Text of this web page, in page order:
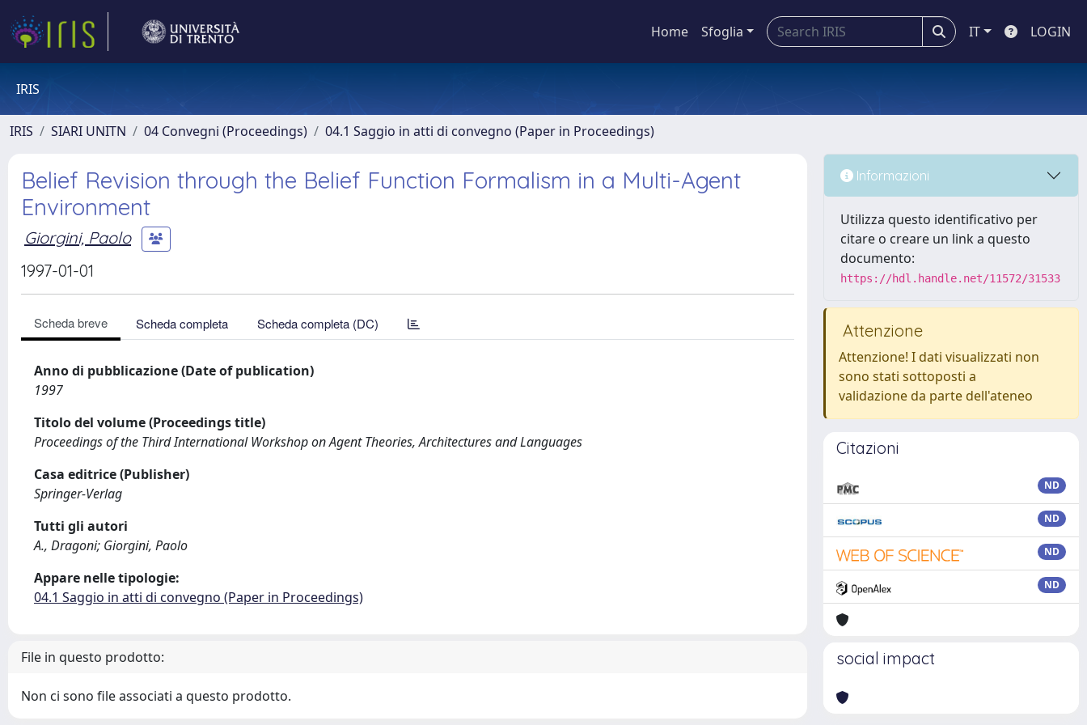
Home Sfoglia IT LOGIN
IRIS
IRIS SIARI UNITN 04 Convegni (Proceedings) 04.1 Saggio in atti di convegno (Paper in Proceedings)
Belief Revision through the Belief Function Formalism in a Multi-Agent
Environment
Giorgini, Paolo
1997-01-01
Scheda breve Scheda completa Scheda completa (DC)
Anno di pubblicazione (Date of publication)
1997
Titolo del volume (Proceedings title)
Proceedings of the Third International Workshop on Agent Theories, Architectures and Languages
Casa editrice (Publisher)
Springer-Verlag
Tutti gli autori
A., Dragoni; Giorgini, Paolo
Appare nelle tipologie:
04.1 Saggio in atti di convegno (Paper in Proceedings)
File in questo prodotto:
Non ci sono file associati a questo prodotto.
Informazioni
Utilizza questo identificativo per
citare o creare un link a questo
documento:
https://hdl.handle.net/11572/31533
Attenzione
Attenzione! I dati visualizzati non
sono stati sottoposti a
validazione da parte dell'ateneo
Citazioni
ND
ND
ND
ND
social impact